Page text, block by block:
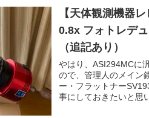
【天体観測機器
0.8x フォトレデ
（追記あり）
やはり、ASI294MCに
ので、管理人のメイン
ー・フラットナー
事にしておきたいと思